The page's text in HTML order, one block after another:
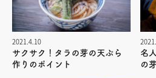
2021.4.10
サクサク！タラの芽の天ぷら
作りのポイント
名
の